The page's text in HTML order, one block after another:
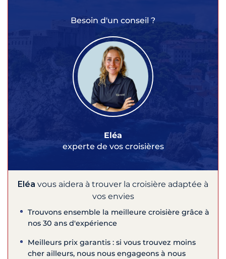
Besoin d'un conseil ?
Eléa
experte de vos croisières
Eléa vous aidera à trouver la croisière adaptée à
vos envies
Trouvons ensemble la meilleure croisière grâce à
nos 30 ans d'expérience
Meilleurs prix garantis : si vous trouvez moins
cher ailleurs, nous nous engageons à nous